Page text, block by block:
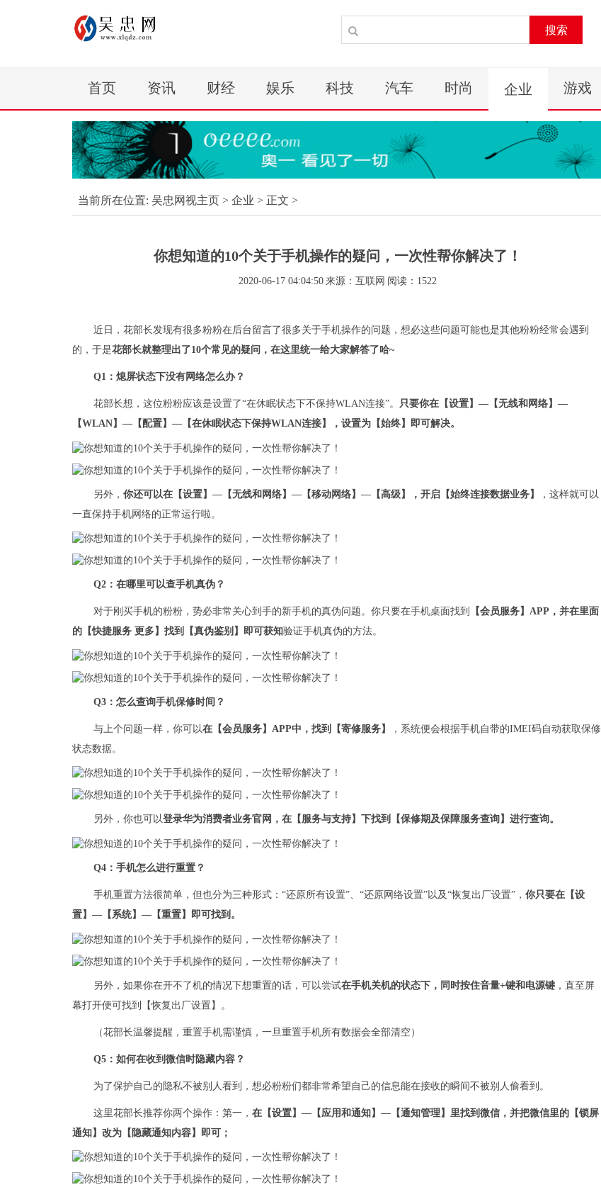
搜索
首页 资讯 财经 娱乐 科技 汽车 时尚 企业 游戏
当前所在位置: 吴忠网视主页 > 企业 > 正文 >
你想知道的10个关于手机操作的疑问，一次性帮你解决了！
2020-06-17 04:04:50 来源：互联网 阅读：1522
近日，花部长发现有很多粉粉在后台留言了很多关于手机操作的问题，想必这些问题可能也是其他粉粉经常会遇到
的，于是花部长就整理出了10个常见的疑问，在这里统一给大家解答了哈~
Q1：熄屏状态下没有网络怎么办？
花部长想，这位粉粉应该是设置了“在休眠状态下不保持WLAN连接”。 只要你在【设置】—【无线和网络】—
【WLAN】—【配置】—【在休眠状态下保持WLAN连接】，设置为【始终】即可解决。
另外， 你还可以在【设置】—【无线和网络】—【移动网络】—【高级】，开启【始终连接数据业务】
，这样就可以
一直保持手机网络的正常运行啦。
Q2：在哪里可以查手机真伪？
对于刚买手机的粉粉，势必非常关心到手的新手机的真伪问题。你只要在手机桌面找到
【会员服务】APP，并在里面
的【快捷服务 更多】找到【真伪鉴别】即可获知验证手机真伪的方法。
Q3：怎么查询手机保修时间？
与上个问题一样，你可以在【会员服务】APP中，找到【寄修服务】
，系统便会根据手机自带的IMEI码自动获取保修
状态数据。
另外，你也可以登录华为消费者业务官网，在【服务与支持】下找到【保修期及保障服务查询】进行查询。
Q4：手机怎么进行重置？
手机重置方法很简单，但也分为三种形式：“还原所有设置”、“还原网络设置”以及“恢复出厂设置”， 你只要在【设
置】—【系统】—【重置】即可找到。
另外，如果你在开不了机的情况下想重置的话，可以尝试在手机关机的状态下，同时按住音量+键和电源键 ，直至屏
幕打开便可找到【恢复出厂设置】。
（花部长温馨提醒，重置手机需谨慎，一旦重置手机所有数据会全部清空）
Q5：如何在收到微信时隐藏内容？
为了保护自己的隐私不被别人看到，想必粉粉们都非常希望自己的信息能在接收的瞬间不被别人偷看到。
这里花部长推荐你两个操作：第一， 在【设置】—【应用和通知】—【通知管理】里找到微信，并把微信里的【锁屏
通知】改为【隐藏通知内容】即可；